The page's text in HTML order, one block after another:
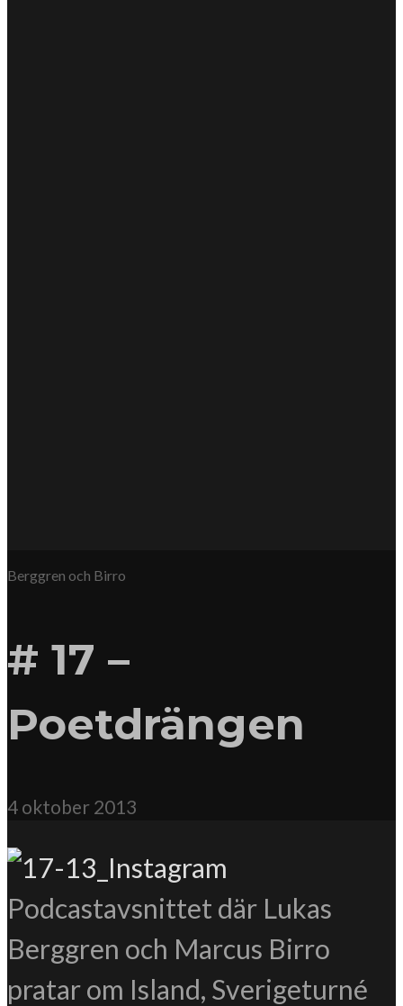
Berggren och Birro
# 17 –
Poetdrängen
4 oktober 2013
Podcastavsnittet där Lukas
Berggren och Marcus Birro
pratar om Island, Sverigeturné